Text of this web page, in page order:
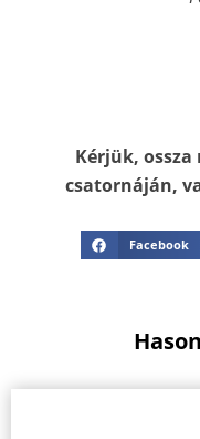
Kérjük,
csatornáján,
Facebook